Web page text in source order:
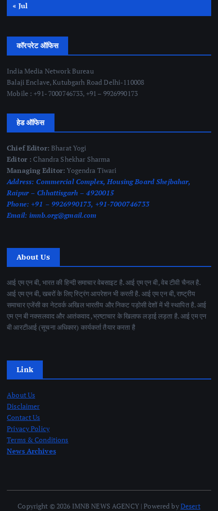
« Jul
कॉरपरेट ऑफिस
India Media Network Bureau
Balaji Enclave, Kutubgarh Road Delhi-110008
Mobile : +91- 7000746733, +91 – 9926990173
हेड ऑफिस
Chief Editor: Bharat Yogi
Editor : Chandra Shekhar Sharma
Managing Editor: Yogendra Tiwari
Address: Commercial Complex, Housing Board Shejbahar,
Raipur – Chhattisgarh – 4920015
Phone: +91 – 9926990173, +91-7000746733
Email: imnb.org@gmail.com
About Us
आई एम एन बी, भारत की हिन्दी समाचार वेबसाइट है. आई एम एन बी, वेब टीवी चैनल है.
आई एम एन बी, खबरों के लिए स्ट्रिंग आपरेशन भी करती है. आई एम एन बी, राष्ट्रीय
समाचार एजेंसी का नेटवर्क अखिल भारतीय और निकट पड़ोसी देशों में भी स्थापित है. आई
एम एन बी नक्सलवाद और आतंकवाद ,भ्रष्टाचार के खिलाफ लड़ाई लड़ता है. आई एम एन
बी आरटीआई (सूचना अधिकार) कार्यकर्ता तैयार करता है
Link
About Us
Disclaimer
Contact Us
Privacy Policy
Terms & Conditions
News Archives
Copyright © 2026 IMNB NEWS AGENCY | Powered byDesert